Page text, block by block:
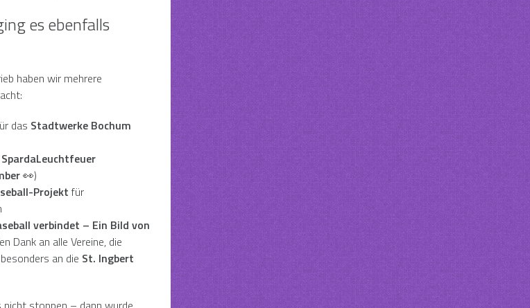
es ebenfalls
haben wir mehrere
das Stadtwerke Bochum
SpardaLeuchtfeuer
👀)
Projekt für
verbindet – Ein Bild von
Dank an alle Vereine, die
an die St. Ingbert